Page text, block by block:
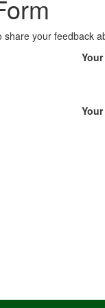
your feedback